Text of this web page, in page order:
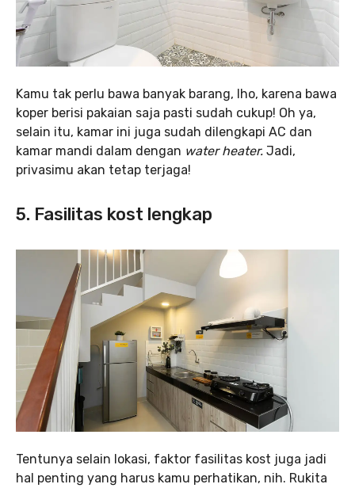
Kamu tak perlu bawa banyak barang, lho, karena bawa
koper berisi pakaian saja pasti sudah cukup! Oh ya,
selain itu, kamar ini juga sudah dilengkapi AC dan
kamar mandi dalam dengan water heater. Jadi,
privasimu akan tetap terjaga!
5. Fasilitas kost lengkap
Tentunya selain lokasi, faktor fasilitas kost juga jadi
hal penting yang harus kamu perhatikan, nih. Rukita